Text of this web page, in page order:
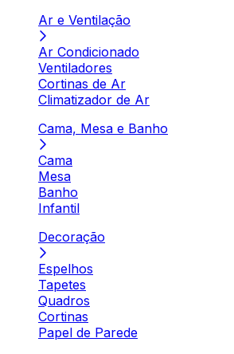
Ar e Ventilação
Ar Condicionado
Ventiladores
Cortinas de Ar
Climatizador de Ar
Cama, Mesa e Banho
Cama
Mesa
Banho
Infantil
Decoração
Espelhos
Tapetes
Quadros
Cortinas
Papel de Parede